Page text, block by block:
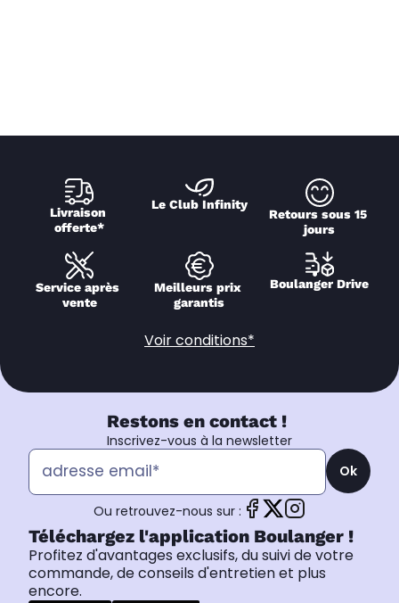
Livraison
offerte*
Le Club Infinity
Retours sous 15
jours
Service après
vente
Meilleurs prix
garantis
Boulanger Drive
Voir conditions*
Restons en contact !
Inscrivez-vous à la newsletter
Ok
Ou retrouvez-nous sur :
Téléchargez l'application Boulanger !
Profitez d'avantages exclusifs, du suivi de votre
commande, de conseils d'entretien et plus
encore.